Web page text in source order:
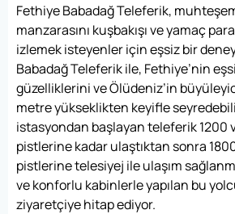
Fethiye Babadağ Teleferik,
manzarasını kuşbakışı ve yamaç
izlemek isteyenler için eşsiz bir
Babadağ Teleferik ile, Fethiye’nin
güzelliklerini ve Ölüdeniz’in
metre yükseklikten keyifle
istasyondan başlayan teleferik 1200
pistlerine kadar ulaştıktan sonra
pistlerine telesiyej ile ulaşım
ve konforlu kabinlerle yapılan bu
ziyaretçiye hitap ediyor.